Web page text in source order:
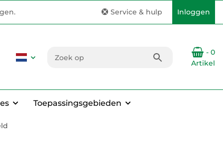
Service & hulp Inloggen
- 0
Artikel
Toepassingsgebieden